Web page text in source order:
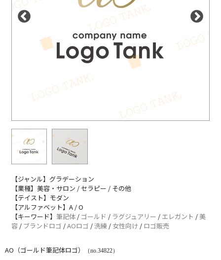
【ジャンル】グラデーション
【業種】美容・サロン / セラピー / その他
【テイスト】モダン
【アルファベット】A / O
【キーワード】 筆記体 / ゴールド / ラグジュアリー / エレガント /美
容 / ブランドロゴ /AOロゴ /洗練 / 女性向け / ロゴ販売
AO（ゴールド筆記体ロゴ） （no.34822）